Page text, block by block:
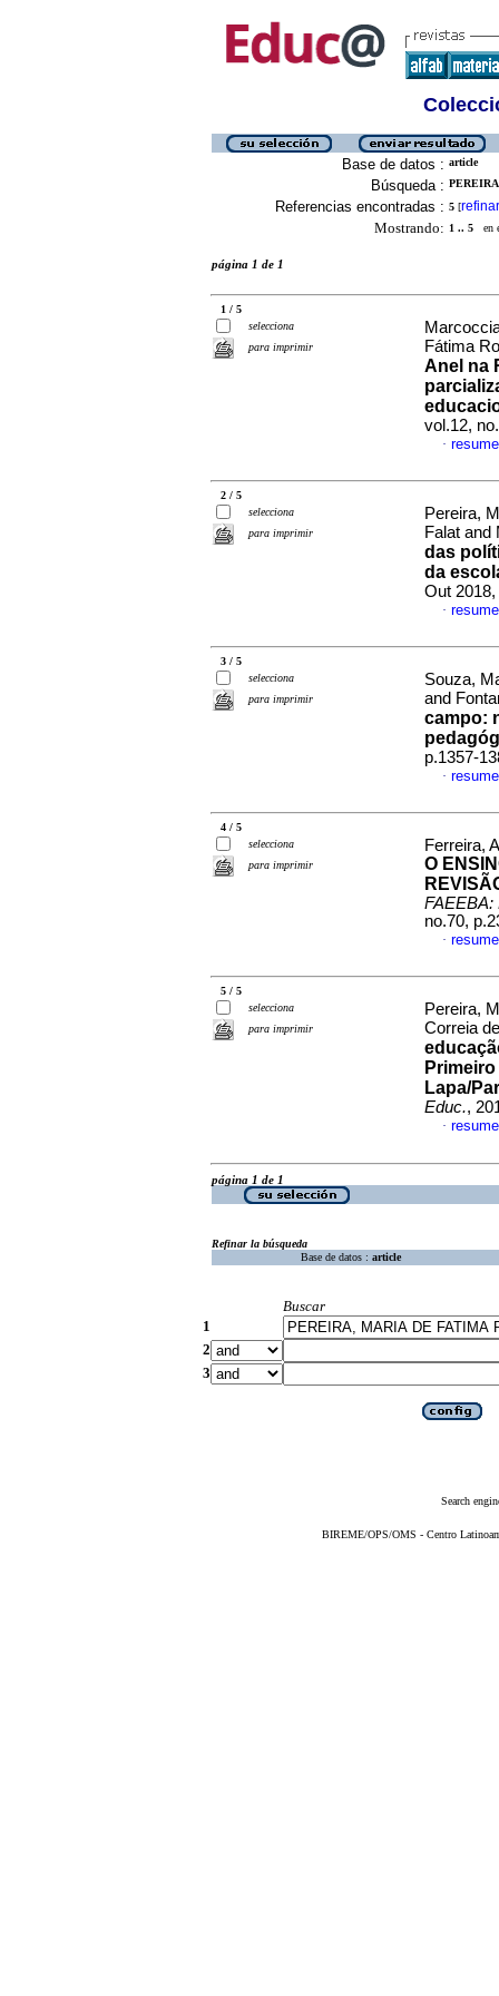
Base de datos : article
Búsqueda :
Referencias encontradas : 5 [refinar
Mostrando: 1 .. 5 en
página 1 de 1
1 / 5
selecciona
para imprimir
Fátima
Anel na
vol.12,
·
2 / 5
selecciona
para imprimir
Pereira,
Falat
das
da
Out
·
3 / 5
selecciona
para imprimir
Souza,
and
campo:
p.1357-
·
4 / 5
selecciona
para imprimir
Ferreira,
O
FAEEBA:
no.70,
·
5 / 5
selecciona
para imprimir
Pereira,
Correia
Lapa/
Educ.,
·
página 1 de 1
Refinar la búsqueda
Base de datos : article
Buscar
1
2
3
Search
BIREME/OPS/OMS - Centro